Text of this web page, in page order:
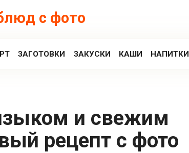
с фото
ЗАГОТОВКИ ЗАКУСКИ КАШИ НАПИТКИ
рецепт с фото